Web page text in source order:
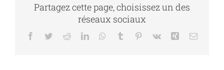
Partagez cette page, choisissez un des
réseaux sociaux
Facebook
TwitterRedditLinkedInWhatsApp
Tumblr Pinterest
Vk XingEmail